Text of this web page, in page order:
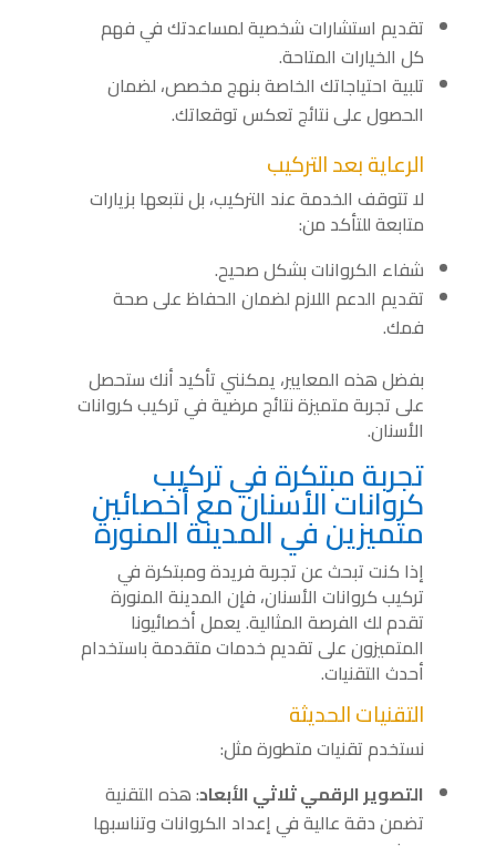
تقديم استشارات شخصية لمساعدتك في فهم
كل الخيارات المتاحة.
تلبية احتياجاتك الخاصة بنهج مخصص، لضمان
الحصول على نتائج تعكس توقعاتك.
الرعاية بعد التركيب
لا تتوقف الخدمة عند التركيب، بل نتبعها بزيارات
متابعة للتأكد من:
شفاء الكروانات بشكل صحيح.
تقديم الدعم اللازم لضمان الحفاظ على صحة
فمك.
بفضل هذه المعايير، يمكنني تأكيد أنك ستحصل
على تجربة متميزة نتائج مرضية في تركيب كروانات
الأسنان.
تجربة مبتكرة في تركيب
كروانات الأسنان مع أخصائين
متميزين في المدينة المنورة
إذا كنت تبحث عن تجربة فريدة ومبتكرة في
تركيب كروانات الأسنان، فإن المدينة المنورة
تقدم لك الفرصة المثالية. يعمل أخصائيونا
المتميزون على تقديم خدمات متقدمة باستخدام
أحدث التقنيات.
التقنيات الحديثة
نستخدم تقنيات متطورة مثل:
التصوير الرقمي ثلاثي الأبعاد: هذه التقنية
تضمن دقة عالية في إعداد الكروانات وتناسبها